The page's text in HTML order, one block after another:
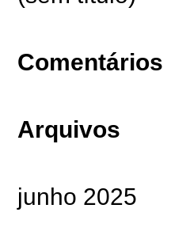
Comentários
Arquivos
junho 2025